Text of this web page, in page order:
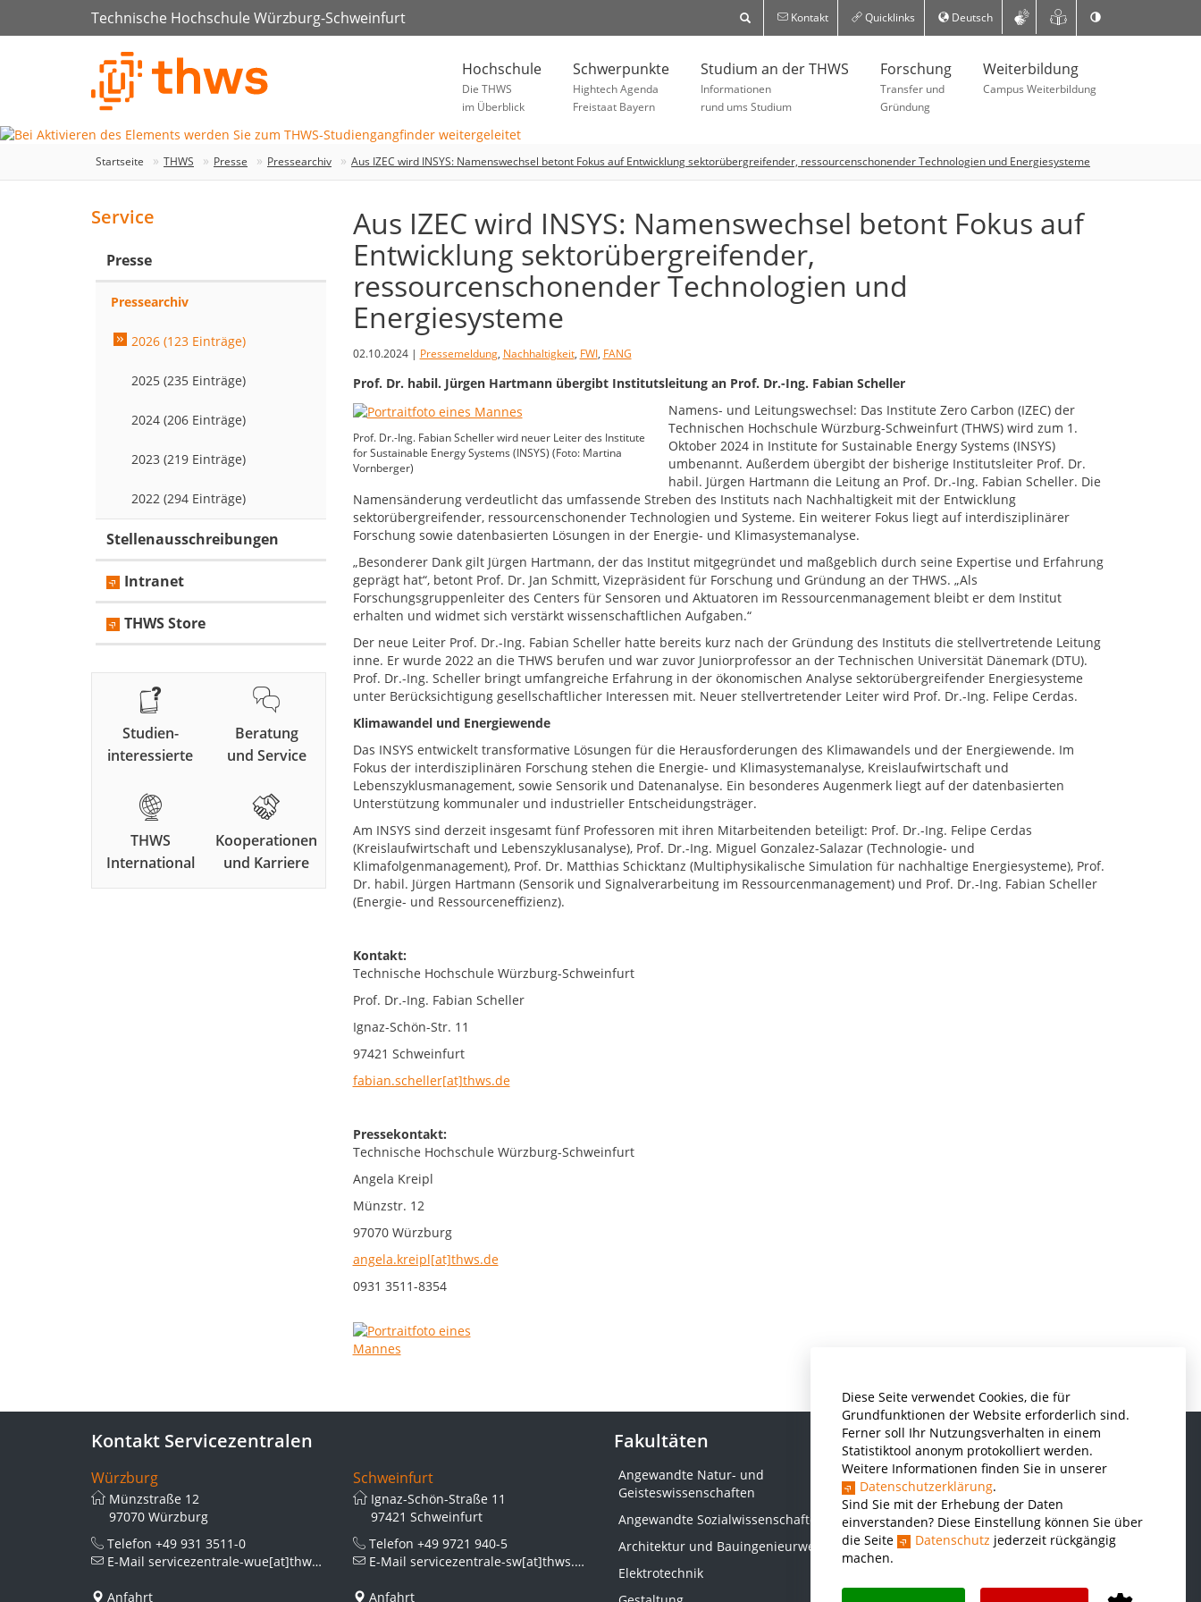
Diese Seite verwendet Cookies, die für
Grundfunktionen der Website erforderlich sind.
Ferner soll Ihr Nutzungsverhalten in einem
Statistiktool anonym protokolliert werden.
Weitere Informationen finden Sie in unserer
Datenschutzerklärung.
Sind Sie mit der Erhebung der Daten
einverstanden? Diese Einstellung können Sie über
die Seite
Datenschutz jederzeit rückgängig
machen.
Technische Hochschule Würzburg-Schweinfurt Kontakt Quicklinks Deutsch
Hochschule
Die THWS
im Überblick
Schwerpunkte
Hightech Agenda
Freistaat Bayern
Studium an der THWS
Informationen
rund ums Studium
Forschung
Transfer und
Gründung
Weiterbildung
Campus Weiterbildung
Startseite THWS Presse Pressearchiv Aus IZEC wird INSYS: Namenswechsel betont Fokus auf Entwicklung sektorübergreifender, ressourcenschonender Technologien und Energiesysteme
Aus IZEC wird INSYS: Namenswechsel betont Fokus auf
Entwicklung sektorübergreifender,
ressourcenschonender Technologien und
Energiesysteme
02.10.2024 | Pressemeldung, Nachhaltigkeit, FWI, FANG
Prof. Dr. habil. Jürgen Hartmann übergibt Institutsleitung an Prof. Dr.-Ing. Fabian Scheller
Prof. Dr.-Ing. Fabian Scheller wird neuer Leiter des Institute
for Sustainable Energy Systems (INSYS) (Foto: Martina
Vornberger)
Namens- und Leitungswechsel: Das Institute Zero Carbon (IZEC) der
Technischen Hochschule Würzburg-Schweinfurt (THWS) wird zum 1.
Oktober 2024 in Institute for Sustainable Energy Systems (INSYS)
umbenannt. Außerdem übergibt der bisherige Institutsleiter Prof. Dr.
habil. Jürgen Hartmann die Leitung an Prof. Dr.-Ing. Fabian Scheller. Die
Namensänderung verdeutlicht das umfassende Streben des Instituts nach Nachhaltigkeit mit der Entwicklung
sektorübergreifender, ressourcenschonender Technologien und Systeme. Ein weiterer Fokus liegt auf interdisziplinärer
Forschung sowie datenbasierten Lösungen in der Energie- und Klimasystemanalyse.
„Besonderer Dank gilt Jürgen Hartmann, der das Institut mitgegründet und maßgeblich durch seine Expertise und Erfahrung
geprägt hat“, betont Prof. Dr. Jan Schmitt, Vizepräsident für Forschung und Gründung an der THWS. „Als
Forschungsgruppenleiter des Centers für Sensoren und Aktuatoren im Ressourcenmanagement bleibt er dem Institut
erhalten und widmet sich verstärkt wissenschaftlichen Aufgaben.“
Der neue Leiter Prof. Dr.-Ing. Fabian Scheller hatte bereits kurz nach der Gründung des Instituts die stellvertretende Leitung
inne. Er wurde 2022 an die THWS berufen und war zuvor Juniorprofessor an der Technischen Universität Dänemark (DTU).
Prof. Dr.-Ing. Scheller bringt umfangreiche Erfahrung in der ökonomischen Analyse sektorübergreifender Energiesysteme
unter Berücksichtigung gesellschaftlicher Interessen mit. Neuer stellvertretender Leiter wird Prof. Dr.-Ing. Felipe Cerdas.
Klimawandel und Energiewende
Das INSYS entwickelt transformative Lösungen für die Herausforderungen des Klimawandels und der Energiewende. Im
Fokus der interdisziplinären Forschung stehen die Energie- und Klimasystemanalyse, Kreislaufwirtschaft und
Lebenszyklusmanagement, sowie Sensorik und Datenanalyse. Ein besonderes Augenmerk liegt auf der datenbasierten
Unterstützung kommunaler und industrieller Entscheidungsträger.
Am INSYS sind derzeit insgesamt fünf Professoren mit ihren Mitarbeitenden beteiligt: Prof. Dr.-Ing. Felipe Cerdas
(Kreislaufwirtschaft und Lebenszyklusanalyse), Prof. Dr.-Ing. Miguel Gonzalez-Salazar (Technologie- und
Klimafolgenmanagement), Prof. Dr. Matthias Schicktanz (Multiphysikalische Simulation für nachhaltige Energiesysteme), Prof.
Dr. habil. Jürgen Hartmann (Sensorik und Signalverarbeitung im Ressourcenmanagement) und Prof. Dr.-Ing. Fabian Scheller
(Energie- und Ressourceneffizienz).
Kontakt:
Technische Hochschule Würzburg-Schweinfurt
Prof. Dr.-Ing. Fabian Scheller
Ignaz-Schön-Str. 11
97421 Schweinfurt
fabian.scheller[at]thws.de
Pressekontakt:
Technische Hochschule Würzburg-Schweinfurt
Angela Kreipl
Münzstr. 12
97070 Würzburg
angela.kreipl[at]thws.de
0931 3511-8354
Service
Presse
Pressearchiv
2026 (123 Einträge)
2025 (235 Einträge)
2024 (206 Einträge)
2023 (219 Einträge)
2022 (294 Einträge)
Stellenausschreibungen
Intranet
THWS Store
Studien-
interessierte
Beratung
und Service
THWS
International
Kooperationen
und Karriere
Kontakt Servicezentralen
Würzburg
Münzstraße 12
97070 Würzburg
Telefon +49 931 3511-0
E-Mail servicezentrale-wue[at]thws.de
Anfahrt
Schweinfurt
Ignaz-Schön-Straße 11
97421 Schweinfurt
Telefon +49 9721 940-5
E-Mail servicezentrale-sw[at]thws.de
Anfahrt
Fakultäten
Angewandte Natur- und
Geisteswissenschaften
Angewandte Sozialwissenschaften
Architektur und Bauingenieurwesen
Elektrotechnik
Informatik und Wirtschaftsinformatik
Kunststofftechnik und Vermessung
Maschinenbau
THWS Business School